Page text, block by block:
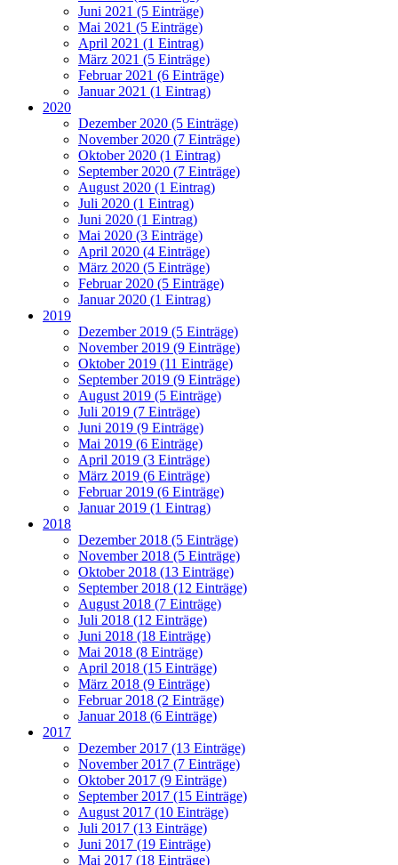
Juni 2021 (5 Einträge)
Mai 2021 (5 Einträge)
April 2021 (1 Eintrag)
März 2021 (5 Einträge)
Februar 2021 (6 Einträge)
Januar 2021 (1 Eintrag)
2020
Dezember 2020 (5 Einträge)
November 2020 (7 Einträge)
Oktober 2020 (1 Eintrag)
September 2020 (7 Einträge)
August 2020 (1 Eintrag)
Juli 2020 (1 Eintrag)
Juni 2020 (1 Eintrag)
Mai 2020 (3 Einträge)
April 2020 (4 Einträge)
März 2020 (5 Einträge)
Februar 2020 (5 Einträge)
Januar 2020 (1 Eintrag)
2019
Dezember 2019 (5 Einträge)
November 2019 (9 Einträge)
Oktober 2019 (11 Einträge)
September 2019 (9 Einträge)
August 2019 (5 Einträge)
Juli 2019 (7 Einträge)
Juni 2019 (9 Einträge)
Mai 2019 (6 Einträge)
April 2019 (3 Einträge)
März 2019 (6 Einträge)
Februar 2019 (6 Einträge)
Januar 2019 (1 Eintrag)
2018
Dezember 2018 (5 Einträge)
November 2018 (5 Einträge)
Oktober 2018 (13 Einträge)
September 2018 (12 Einträge)
August 2018 (7 Einträge)
Juli 2018 (12 Einträge)
Juni 2018 (18 Einträge)
Mai 2018 (8 Einträge)
April 2018 (15 Einträge)
März 2018 (9 Einträge)
Februar 2018 (2 Einträge)
Januar 2018 (6 Einträge)
2017
Dezember 2017 (13 Einträge)
November 2017 (7 Einträge)
Oktober 2017 (9 Einträge)
September 2017 (15 Einträge)
August 2017 (10 Einträge)
Juli 2017 (13 Einträge)
Juni 2017 (19 Einträge)
Mai 2017 (18 Einträge)